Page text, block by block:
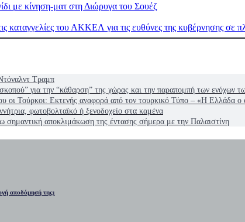
με κίνηση-ματ στη Διώρυγα του Σουέζ
του ΑΚΚΕΛ για τις ευθύνες της κυβέρνησης σε
Τραμπ
για την “κάθαρση” της χώρας και την παραπομπή των ενόχων
οι Τούρκοι: Εκτενής αναφορά από τον τουρκικό Τύπο – «Η Ελλάδα ο
φωτοβολταϊκό ή ξενοδοχείο στα καμένα
σημαντική αποκλιμάκωση της έντασης σήμερα με την Παλαιστίνη
αποδόμησή της;